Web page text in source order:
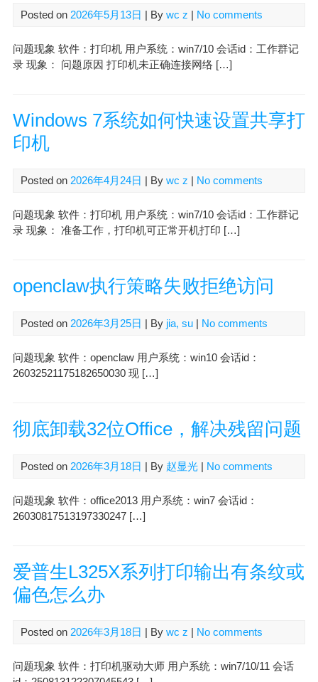
Posted on 2026年5月13日 | By wc z | No comments
问题现象 软件：打印机 用户系统：win7/10 会话id：工作群记
录 现象： 问题原因 打印机未正确连接网络 […]
Windows 7系统如何快速设置共享打
印机
Posted on 2026年4月24日 | By wc z | No comments
问题现象 软件：打印机 用户系统：win7/10 会话id：工作群记
录 现象： 准备工作，打印机可正常开机打印 […]
openclaw执行策略失败拒绝访问
Posted on 2026年3月25日 | By jia, su| No comments
问题现象 软件：openclaw 用户系统：win10 会话id：
26032521175182650030 现 […]
彻底卸载32位Office，解决残留问题
Posted on 2026年3月18日 | By 赵显光| No comments
问题现象 软件：office2013 用户系统：win7 会话id：
26030817513197330247 […]
爱普生L325X系列打印输出有条纹或
偏色怎么办
Posted on 2026年3月18日 | By wc z | No comments
问题现象 软件：打印机驱动大师 用户系统：win7/10/11 会话